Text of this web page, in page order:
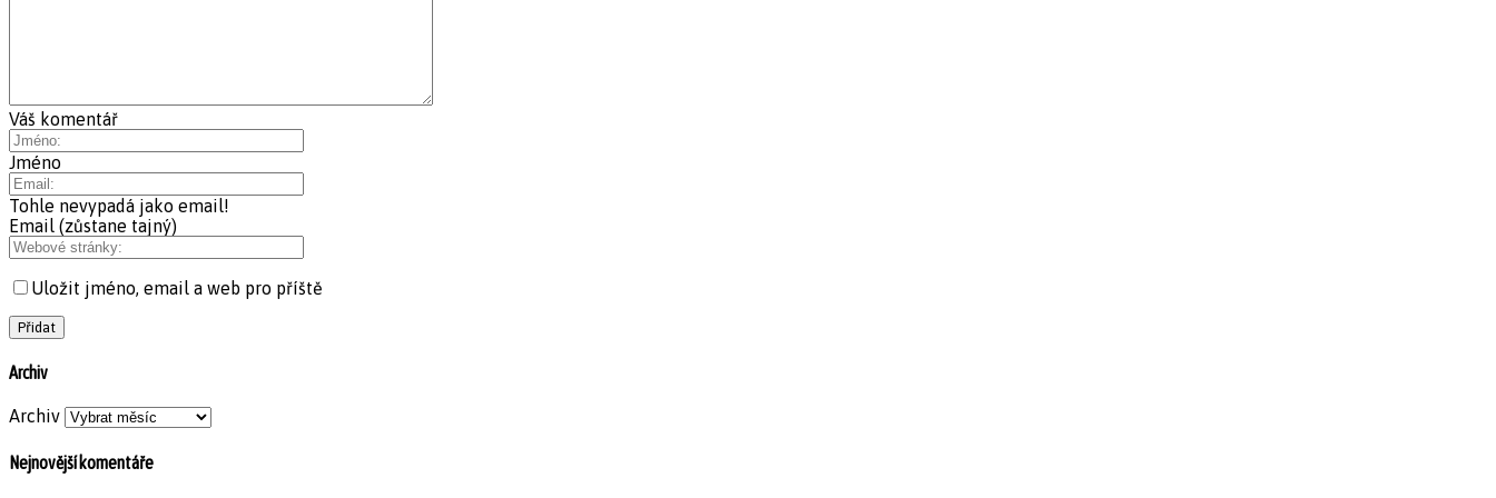
Váš komentář
Jméno
Tohle nevypadá jako email!
Email (zůstane tajný)
Uložit jméno, email a web pro příště
Archiv
Archiv
Nejnovější komentáře